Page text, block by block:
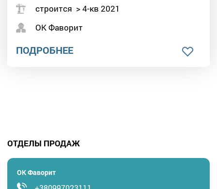
строится > 4-кв 2021
ОК Фаворит
ПОДРОБНЕЕ
ОТДЕЛЫ ПРОДАЖ
ОК Фаворит